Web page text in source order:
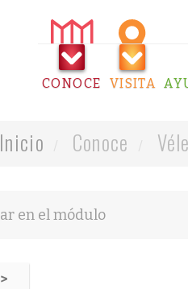
CONOCE VISITA
Inicio Conoce
>